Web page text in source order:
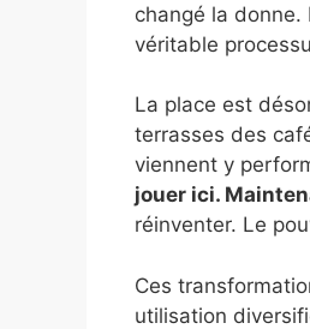
changé la
véritable
La place est
terrasses des
viennent y
jouer ici.
réinventer. Le
Ces
utilisation